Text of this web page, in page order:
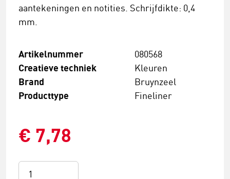
aantekeningen en notities. Schrijfdikte: 0,4
mm.
Artikelnummer 080568
Creatieve techniek Kleuren
Brand Bruynzeel
Producttype Fineliner
€ 7,78